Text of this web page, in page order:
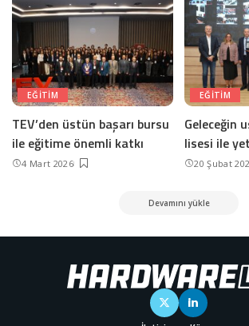
EĞITIM
TEV’den üstün başarı bursu
ile eğitime önemli katkı
4 Mart 2026
EĞITIM
Geleceğin
lisesi ile
20 Şubat
Devamını yükle